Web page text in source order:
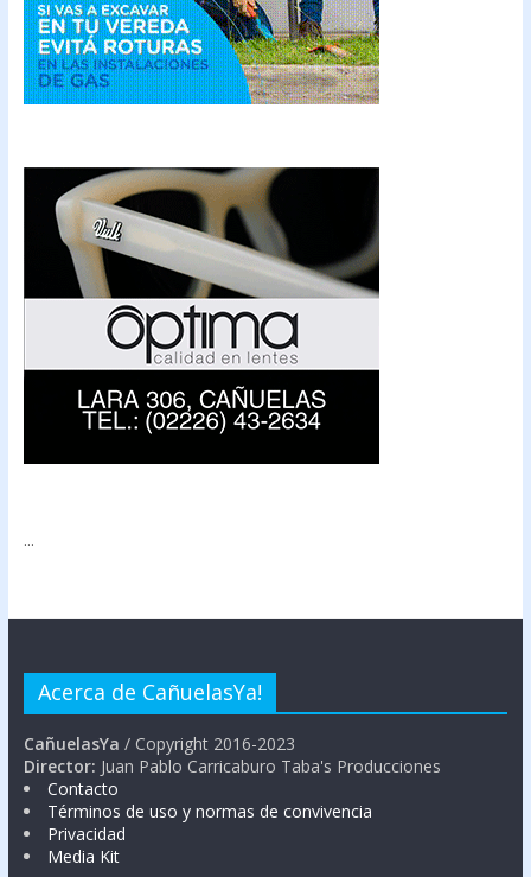
...
Acerca de CañuelasYa!
CañuelasYa / Copyright 2016-2023
Director: Juan Pablo Carricaburo Taba's Producciones
Contacto
Términos de uso y normas de convivencia
Privacidad
Media Kit